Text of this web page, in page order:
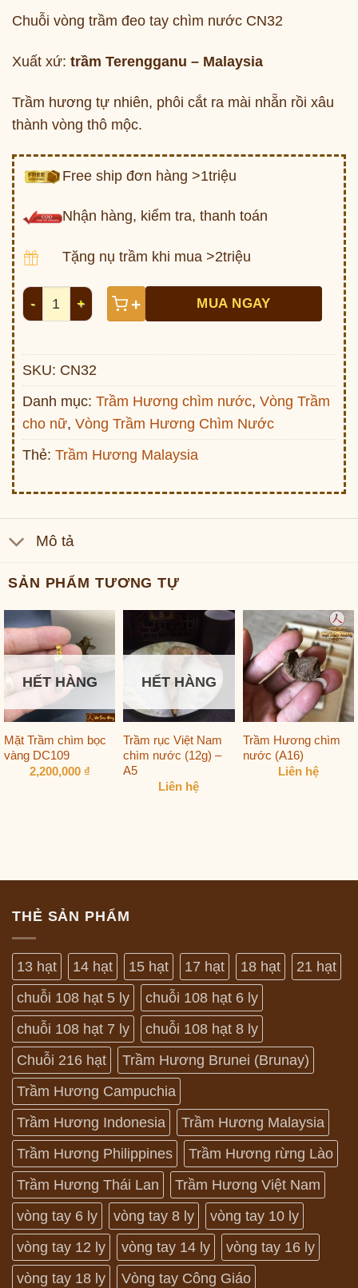
Chuỗi vòng trầm đeo tay chìm nước CN32
Xuất xứ: trầm Terengganu – Malaysia
Trầm hương tự nhiên, phôi cắt ra mài nhẵn rồi xâu
thành vòng thô mộc.
Free ship đơn hàng >1triệu
Nhận hàng, kiểm tra, thanh toán
Tặng nụ trầm khi mua >2triệu
Chuỗi vòng trầm Terengganu Malaysia chìm nước
+ MUA NGAY
SKU: CN32
Danh mục: Trầm Hương chìm nước, Vòng Trầm
cho nữ, Vòng Trầm Hương Chìm Nước
Thẻ: Trầm Hương Malaysia
Mô tả
SẢN PHẨM TƯƠNG TỰ
HẾT HÀNG
Mặt Trầm chìm bọc
vàng DC109
2,200,000 ₫
HẾT HÀNG
Trầm rục Việt Nam
chìm nước (12g) –
A5
Liên hệ
Trầm Hương chìm
nước (A16)
Liên hệ
THẺ SẢN PHẨM
13 hạt 14 hạt 15 hạt 17 hạt 18 hạt
21 hạt
chuỗi 108 hạt 5 ly
chuỗi 108 hạt 6 ly
chuỗi 108 hạt 7 ly
chuỗi 108 hạt 8 ly
Chuỗi 216 hạt
Trầm Hương Brunei (Brunay)
Trầm Hương Campuchia
Trầm Hương Indonesia
Trầm Hương Malaysia
Trầm Hương Philippines
Trầm Hương rừng Lào
Trầm Hương Thái Lan
Trầm Hương Việt Nam
vòng tay 6 ly
vòng tay 8 ly
vòng tay 10 ly
vòng tay 12 ly
vòng tay 14 ly
vòng tay 16 ly
vòng tay 18 ly
Vòng tay Công Giáo